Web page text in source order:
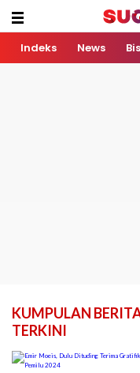
Indeks News
KUMPULAN
TERKINI